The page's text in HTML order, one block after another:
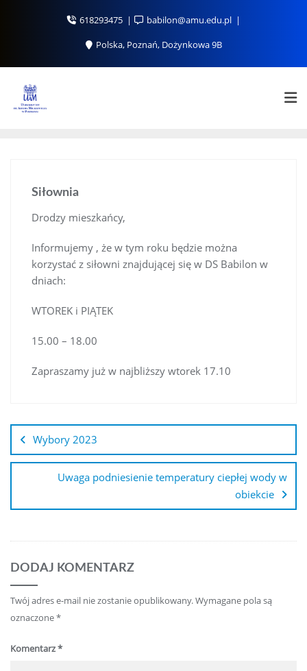
618293475
babilon@amu.edu.pl
Polska, Poznań, Dożynkowa 9B
Siłownia
Drodzy mieszkańcy,
Informujemy , że w tym roku będzie można
korzystać z siłowni znajdującej się w DS Babilon w
dniach:
WTOREK i PIĄTEK
15.00 – 18.00
Zapraszamy już w najbliższy wtorek 17.10
wpisu
Wybory 2023
Uwaga podniesienie temperatury ciepłej wody w
obiekcie
DODAJ KOMENTARZ
Twój adres e-mail nie zostanie opublikowany.Wymagane pola są
oznaczone*
Komentarz*